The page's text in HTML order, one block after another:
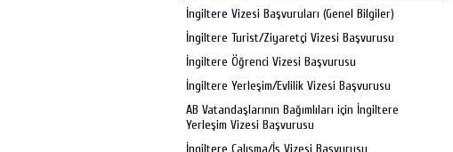
İngiltere Vizesi Başvuruları (Genel Bilgiler)
İngiltere Turist/Ziyaretçi Vizesi Başvurusu
İngiltere Öğrenci Vizesi Başvurusu
İngiltere Yerleşim/Evlilik Vizesi Başvurusu
AB Vatandaşlarının Bağımlıları için İngiltere
Yerleşim Vizesi Başvurusu
İngiltere Çalışma/İş Vizesi Başvurusu